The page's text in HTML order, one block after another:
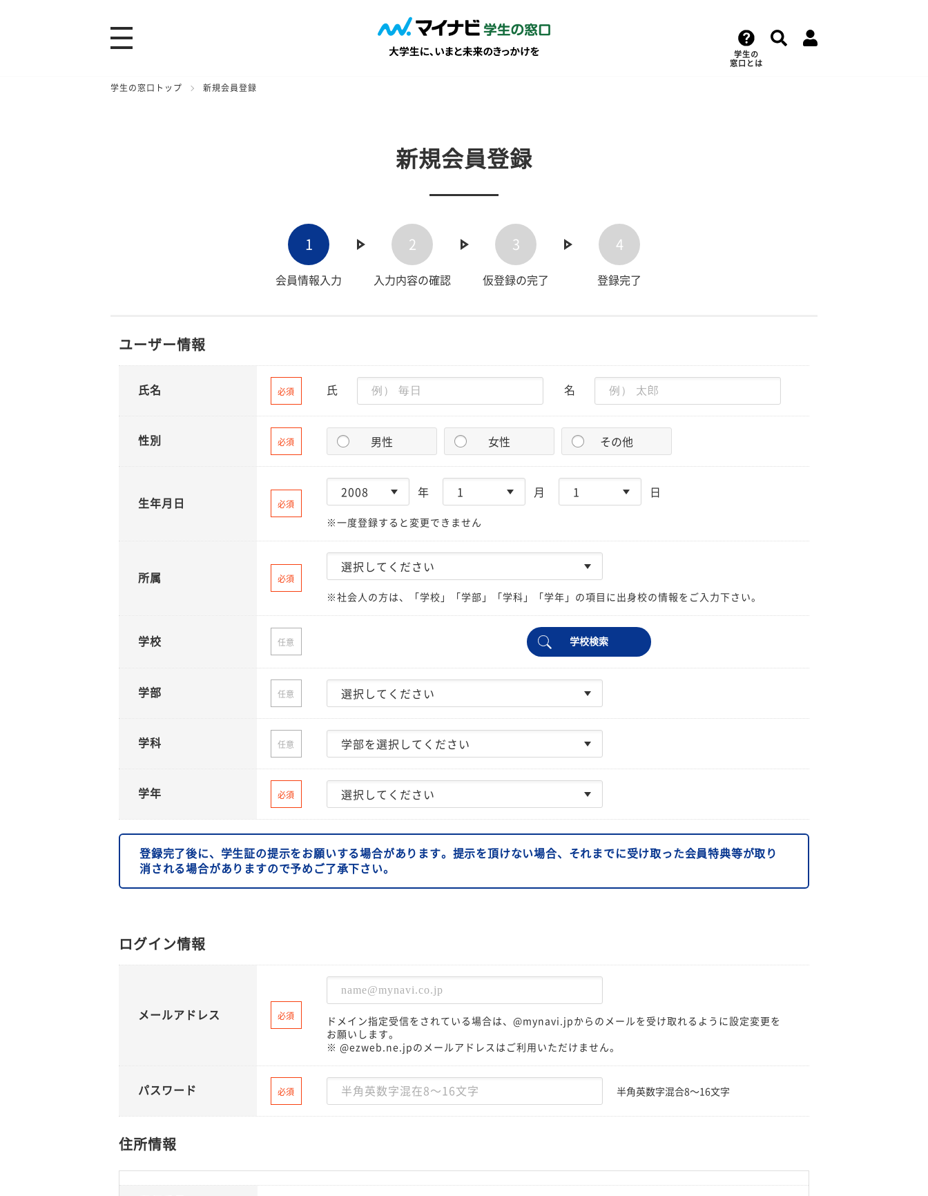
学生の
窓口とは
学生の窓口トップ 新規会員登録
新規会員登録
1
会員情報入力
2
入力内容の確認
3
仮登録の完了
4
登録完了
ユーザー情報
氏名 必須 氏 名
性別 必須 男性 女性 その他
生年月日 必須
年 月 日
※一度登録すると変更できません
所属 必須
※社会人の方は、「学校」「学部」「学科」「学年」の項目に出身校の情報をご入力下さい。
学校 任意 学校検索
学部 任意
学科 任意
学年 必須
登録完了後に、学生証の提示をお願いする場合があります。提示を頂けない場合、それまでに受け取った会員特典等が取り
消される場合がありますので予めご了承下さい。
ログイン情報
メールアドレス 必須
ドメイン指定受信をされている場合は、@mynavi.jpからのメールを受け取れるように設定変更を
お願いします。
※ @ezweb.ne.jpのメールアドレスはご利用いただけません。
パスワード 必須 半角英数字混合8〜16文字
住所情報